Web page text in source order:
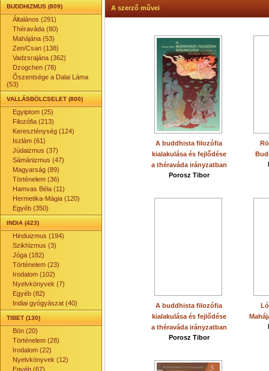
BUDDHIZMUS (809)
Általános (291)
Théraváda (80)
Mahájána (53)
Zen/Csan (138)
Vadzsrajána (362)
Dzogchen (78)
Őszentsége a Dalai Láma
(53)
VALLÁSBÖLCSELET (800)
Egyiptom (25)
Filozófia (213)
Kereszténység (124)
Iszlám (61)
Júdaizmus (37)
Sámánizmus (47)
Magyarság (89)
Történelem (36)
Hamvas Béla (11)
Hermetika-Mágia (120)
Egyéb (350)
INDIA (423)
Hinduizmus (194)
Szikhizmus (3)
Jóga (182)
Történelem (23)
Irodalom (102)
Nyelvkönyvek (7)
Egyéb (82)
Indiai gyógyászat (40)
TIBET (130)
Bön (20)
Történelem (28)
Irodalom (22)
Nyelvkönyvek (12)
Egyéb (67)
A szerző művei
A buddhista filozófia
kialakulása és fejlődése
a théraváda irányzatban
Porosz Tibor
A buddhista filozófia
kialakulása és fejlődése
a théraváda irányzatban
Porosz Tibor